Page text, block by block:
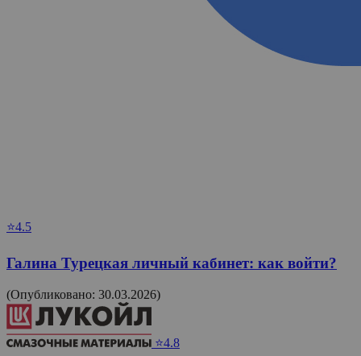
⭐4.5
Галина Турецкая личный кабинет: как войти?
(Опубликовано: 30.03.2026)
⭐4.8